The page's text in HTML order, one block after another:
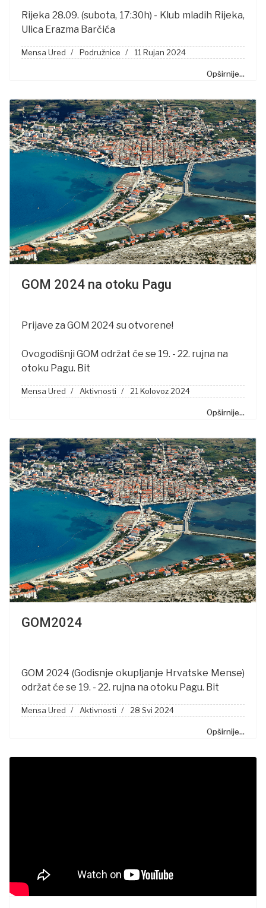
Rijeka 28.09. (subota, 17:30h) - Klub mladih Rijeka,
Ulica Erazma Barčića
Mensa Ured Podružnice 11 Rujan 2024
Opširnije...
GOM 2024 na otoku Pagu
Prijave za GOM 2024 su otvorene!
Ovogodišnji GOM održat će se 19. - 22. rujna na
otoku Pagu. Bit
Mensa Ured Aktivnosti 21 Kolovoz 2024
Opširnije...
GOM2024
GOM 2024 (Godisnje okupljanje Hrvatske Mense)
održat će se 19. - 22. rujna na otoku Pagu. Bit
Mensa Ured Aktivnosti 28 Svi 2024
Opširnije...